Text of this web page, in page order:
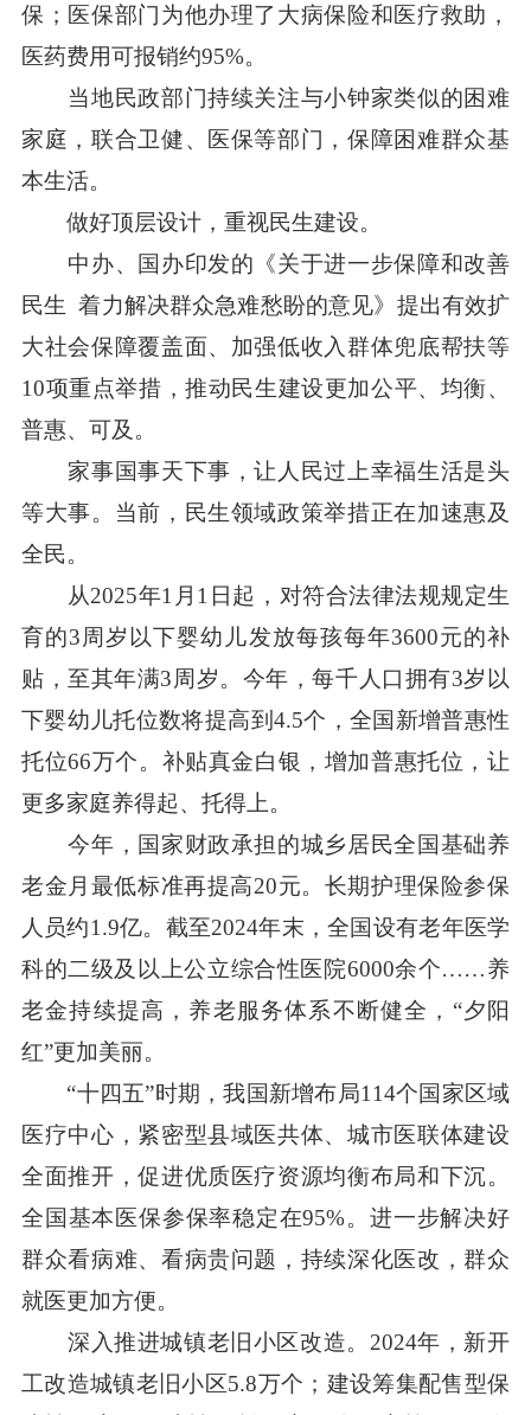
保；医保部门为他办理了大病保险和医疗救助，
医药费用可报销约95%。
当地民政部门持续关注与小钟家类似的困难
家庭，联合卫健、医保等部门，保障困难群众基
本生活。
做好顶层设计，重视民生建设。
中办、国办印发的《关于进一步保障和改善
民生 着力解决群众急难愁盼的意见》提出有效扩
大社会保障覆盖面、加强低收入群体兜底帮扶等
10项重点举措，推动民生建设更加公平、均衡、
普惠、可及。
家事国事天下事，让人民过上幸福生活是头
等大事。当前，民生领域政策举措正在加速惠及
全民。
从2025年1月1日起，对符合法律法规规定生
育的3周岁以下婴幼儿发放每孩每年3600元的补
贴，至其年满3周岁。今年，每千人口拥有3岁以
下婴幼儿托位数将提高到4.5个，全国新增普惠性
托位66万个。补贴真金白银，增加普惠托位，让
更多家庭养得起、托得上。
今年，国家财政承担的城乡居民全国基础养
老金月最低标准再提高20元。长期护理保险参保
人员约1.9亿。截至2024年末，全国设有老年医学
科的二级及以上公立综合性医院6000余个……养
老金持续提高，养老服务体系不断健全，“夕阳
红”更加美丽。
“十四五”时期，我国新增布局114个国家区域
医疗中心，紧密型县域医共体、城市医联体建设
全面推开，促进优质医疗资源均衡布局和下沉。
全国基本医保参保率稳定在95%。进一步解决好
群众看病难、看病贵问题，持续深化医改，群众
就医更加方便。
深入推进城镇老旧小区改造。2024年，新开
工改造城镇老旧小区5.8万个；建设筹集配售型保